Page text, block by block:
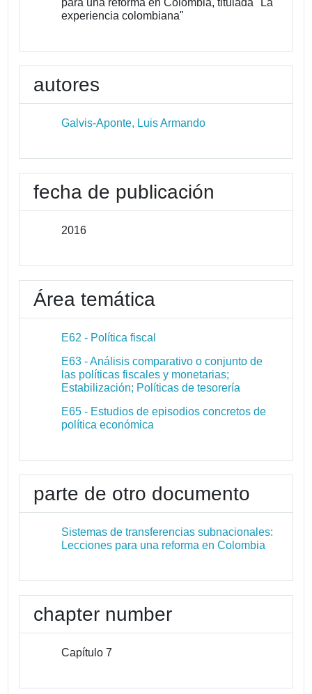
experiencia colombiana"
autores
Galvis-Aponte, Luis Armando
fecha de publicación
2016
Área temática
E62 - Política fiscal
E63 - Análisis comparativo o conjunto de
las políticas fiscales y monetarias;
Estabilización; Políticas de tesorería
E65 - Estudios de episodios concretos de
política económica
parte de otro documento
Sistemas de transferencias subnacionales:
Lecciones para una reforma en Colombia
chapter number
Capítulo 7